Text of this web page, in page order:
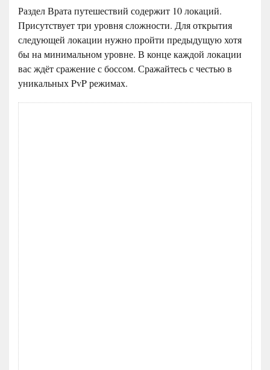
Раздел Врата путешествий содержит 10 локаций.
Присутствует три уровня сложности. Для открытия
следующей локации нужно пройти предыдущую хотя
бы на минимальном уровне. В конце каждой локации
вас ждёт сражение с боссом. Сражайтесь с честью в
уникальных PvP режимах.